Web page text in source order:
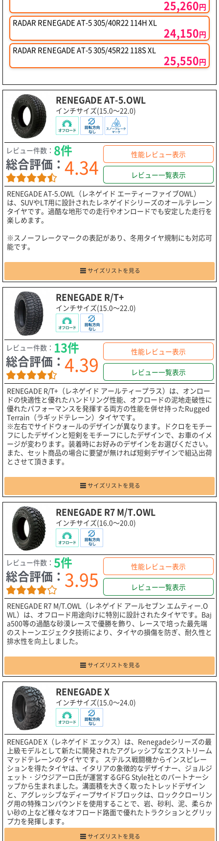
25,260円
RADAR RENEGADE AT-5 305/40R22 114H XL
24,150円
RADAR RENEGADE AT-5 305/45R22 118S XL
25,550円
RENEGADE AT-5.OWL
インチサイズ(15.0～22.0)
レビュー件数： 8件
総合評価： 4.34 性能レビュー表示
レビュー一覧表示
RENEGADE AT-5.OWL（レネゲイド エーティーファイブOWL）
は、SUVやLT用に設計されたレネゲイドシリーズのオールテレーン
タイヤです。過酷な地形での走行やオンロードでも安定した走行を
楽しめます。
※スノーフレークマークの表記があり、冬用タイヤ規制にも対応可
能です。
サイズリストを見る
RENEGADE R/T+
インチサイズ(15.0～22.0)
レビュー件数： 13件
総合評価： 4.39 性能レビュー表示
レビュー一覧表示
RENEGADE R/T+（レネゲイド アールティープラス）は、オンロー
ドの快適性と優れたハンドリング性能、オフロードの泥地走破性に
優れたパフォーマンスを発揮する両方の性能を併せ持ったRugged
Terrain（ラギッドテレーン）タイヤです。
※左右でサイドウォールのデザインが異なります。ドクロをモチー
フにしたデザインと短剣をモチーフにしたデザインで、お車のイメ
ージが変わります。装着時にお好みのデザインをお選びください。
また、セット商品の場合に要望が無ければ短剣デザインで組込出荷
とさせて頂きます。
サイズリストを見る
RENEGADE R7 M/T.OWL
インチサイズ(16.0～20.0)
レビュー件数： 5件
総合評価： 3.95 性能レビュー表示
レビュー一覧表示
RENEGADE R7 M/T.OWL（レネゲイド アールセブン エムティー.O
WL）は、オフロード用途向けに特別に設計されたタイヤです。Baj
a500等の過酷な砂漠レースで優勝を飾り、レースで培った最先端
のストーンエジェクタ技術により、タイヤの損傷を防ぎ、耐久性と
排水性を向上しました。
サイズリストを見る
RENEGADE X
インチサイズ(15.0～24.0)
RENEGADE X（レネゲイド エックス）は、Renegadeシリーズの最
上級モデルとして新たに開発されたアグレッシブなエクストリーム
マッドテレーンのタイヤです。 ステルス戦闘機からインスピレー
ションを得たタイヤは、イタリアの象徴的なデザイナー、ジョルジ
ェット・ジウジアーロ氏が運営するGFG Style社とのパートナーシ
ップから生まれました。溝面積を大きく取ったトレッドデザイン
と、アグレッシブなディープサイドブロックは、ロッククローリン
グ用の特殊コンパウンドを使用することで、岩、砂利、泥、柔らか
い砂の上など様々なオフロード路面で優れたトラクションとグリッ
プ力を発揮します。
サイズリストを見る